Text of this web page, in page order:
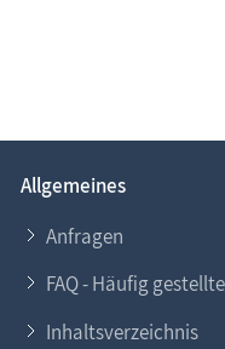
Allgemeines
Anfragen
FAQ - Häufig
Inhaltsverzeichnis